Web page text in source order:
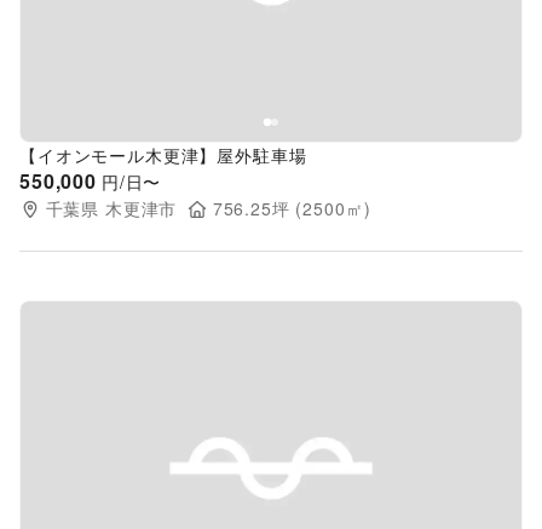
【イオンモール木更津】屋外駐車場
550,000 円/日〜
千葉県 木更津市 756.25坪 (2500 ㎡)
Previous slide